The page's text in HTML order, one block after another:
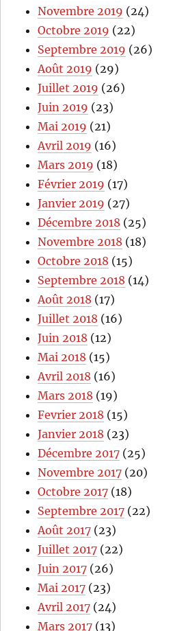
Novembre 2019 (24)
Octobre 2019 (22)
Septembre 2019 (26)
Août 2019 (29)
Juillet 2019 (26)
Juin 2019 (23)
Mai 2019 (21)
Avril 2019 (16)
Mars 2019 (18)
Février 2019 (17)
Janvier 2019 (27)
Décembre 2018 (25)
Novembre 2018 (18)
Octobre 2018 (15)
Septembre 2018 (14)
Août 2018 (17)
Juillet 2018 (16)
Juin 2018 (12)
Mai 2018 (15)
Avril 2018 (16)
Mars 2018 (19)
Fevrier 2018 (15)
Janvier 2018 (23)
Décembre 2017 (25)
Novembre 2017 (20)
Octobre 2017 (18)
Septembre 2017 (22)
Août 2017 (23)
Juillet 2017 (22)
Juin 2017 (26)
Mai 2017 (23)
Avril 2017 (24)
Mars 2017 (13)